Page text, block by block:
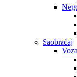
Saobraćaj